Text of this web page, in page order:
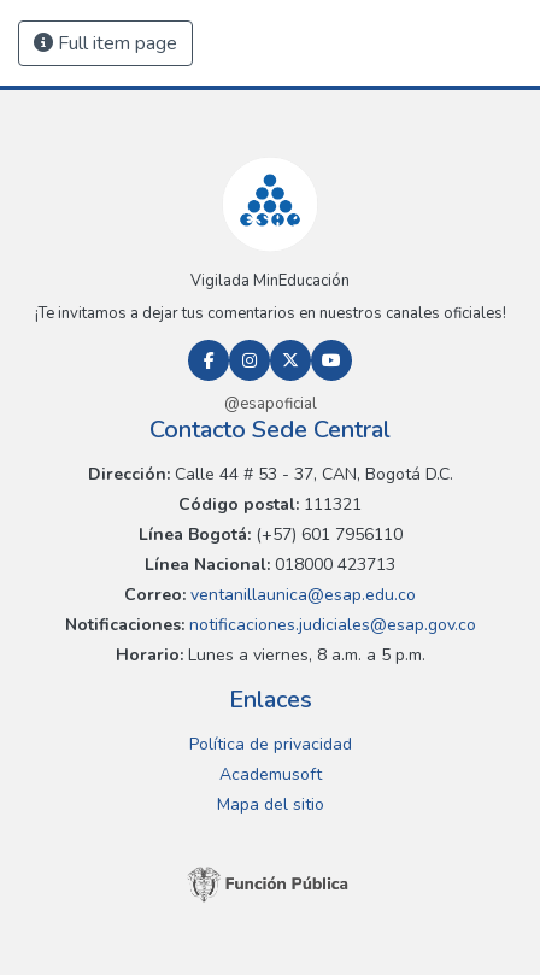
Full item page
Vigilada MinEducación
¡Te invitamos a dejar tus comentarios en nuestros canales oficiales!
@esapoficial
Contacto Sede Central
Dirección:Calle 44 # 53 - 37, CAN, Bogotá D.C.
Código postal: 111321
Línea Bogotá:(+57) 601 7956110
Línea Nacional: 018000 423713
Correo: ventanillaunica@esap.edu.co
Notificaciones:notificaciones.judiciales@esap.gov.co
Horario:Lunes a viernes, 8 a.m. a 5 p.m.
Enlaces
Política de privacidad
Academusoft
Mapa del sitio